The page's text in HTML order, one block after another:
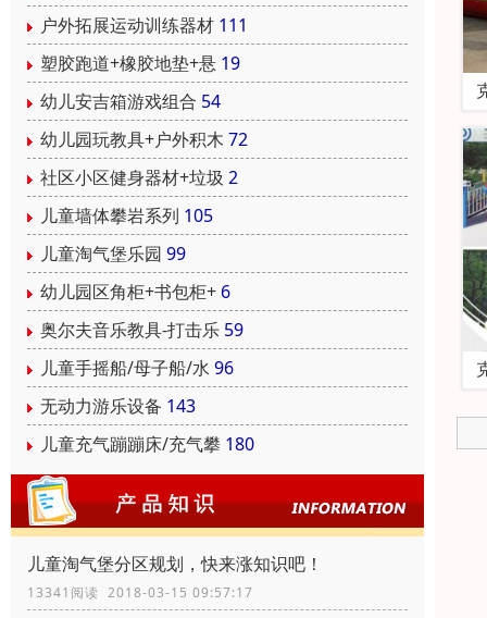
户外拓展运动训练器材 111
塑胶跑道+橡胶地垫+悬 19
幼儿安吉箱游戏组合 54
幼儿园玩教具+户外积木 72
社区小区健身器材+垃圾 2
儿童墙体攀岩系列 105
儿童淘气堡乐园 99
幼儿园区角柜+书包柜+ 6
奥尔夫音乐教具-打击乐 59
儿童手摇船/母子船/水 96
无动力游乐设备 143
儿童充气蹦蹦床/充气攀 180
儿童淘气堡分区规划，快来涨知识吧！
13341阅读 2018-03-15 09:57:17